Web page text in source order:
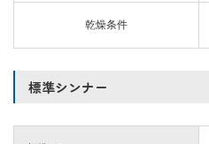
乾燥条件
標準シンナー